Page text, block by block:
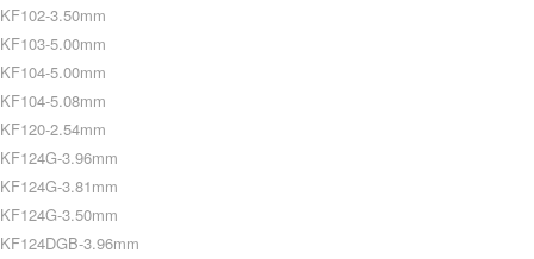
KF102-3.50mm
KF103-5.00mm
KF104-5.00mm
KF104-5.08mm
KF120-2.54mm
KF124G-3.96mm
KF124G-3.81mm
KF124G-3.50mm
KF124DGB-3.96mm